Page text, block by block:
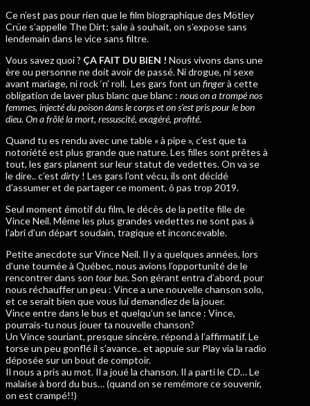
Ce n’est pas pour rien que le film biographique des Mötley
Crüe s’appelle The Dirt; sale à souhait, on s’expose sans
lendemain dans le vice sans filtre.
Vous savez quoi ? ÇA FAIT DU BIEN ! Nous vivons dans une
ère ou personne ne doit avoir de passé. Ni drogue, ni sexe
avant mariage, ni rock ‘n’ roll. Les gars font un fingerà cette
obligation de laver plus blanc que blanc : nous on a trompé nos
femmes, injecté du poison dans le corps et on s’est pris pour le bon
dieu. On a frôlé la mort, ressuscité, exagéré, profité.
Quand tu es rendu avec une table « à pipe », c’est que ta
notoriété est plus grande que nature. Les filles sont prêtes à
tout, les gars planent sur leur statut de vedettes. On va se
le dire.. c’est dirty ! Les gars l’ont vécu, ils ont décidé
d’assumer et de partager ce moment, ô pas trop 2019.
Seul moment émotif du film, le décès de la petite fille de
Vince Neil. Même les plus grandes vedettes ne sont pas à
l’abri d’un départ soudain, tragique et inconcevable.
Petite anecdote sur Vince Neil. Il y a quelques années, lors
d’une tournée à Québec, nous avions l’opportunité de le
rencontrer dans son tour bus. Son gérant entra d’abord, pour
nous réchauffer un peu : Vince a une nouvelle chanson solo,
et ce serait bien que vous lui demandiez de la jouer.
Vince entre dans le bus et quelqu’un se lance : Vince,
pourrais-tu nous jouer ta nouvelle chanson?
Un Vince souriant, presque sincère, répond à l’affirmatif. Le
torse un peu gonflé il s’avance.. et appuie sur Play via la radio
déposée sur un bout de comptoir.
Il nous a pris au mot. Il a joué la chanson. Il a parti leCD… Le
malaise à bord du bus… (quand on se remémore ce souvenir,
on est crampé!!)